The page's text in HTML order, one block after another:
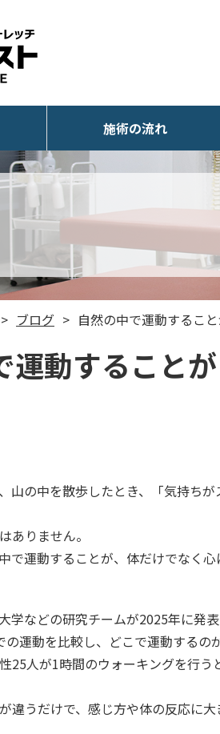
施術の流れ
ブログ 自然の中で運動するこ
運動すること
山の中を散歩したとき、「気持ち
ありません。
で運動することが、体だけでなく
学などの研究チームが2025年に発
運動を比較し、どこで運動するの
25人が1時間のウォーキングを行
違うだけで、感じ方や体の反応に大